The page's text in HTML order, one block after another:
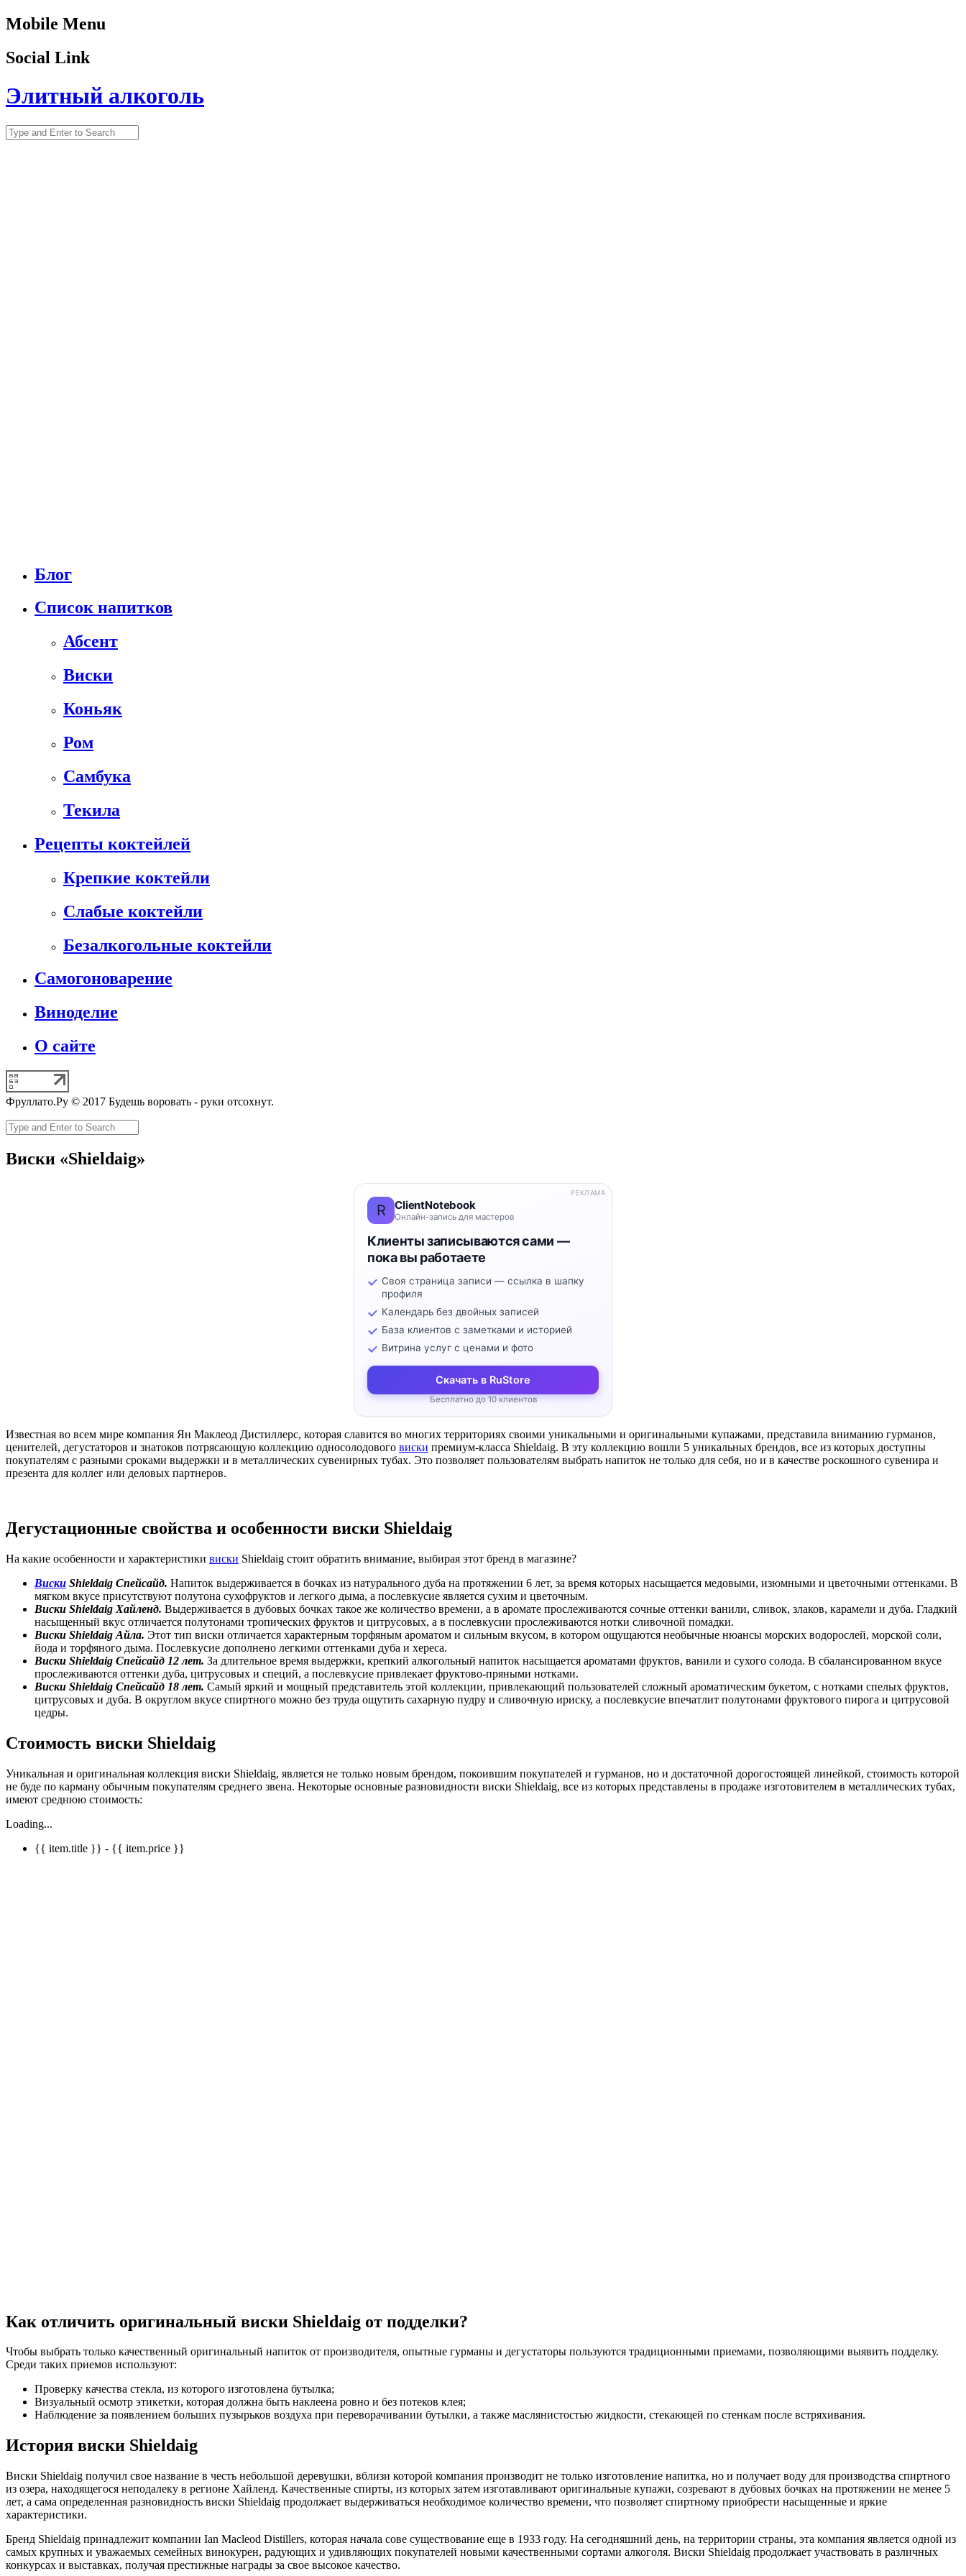
Mobile Menu
Social Link
Элитный алкоголь
Блог
Список напитков
Абсент
Виски
Коньяк
Ром
Самбука
Текила
Рецепты коктейлей
Крепкие коктейли
Слабые коктейли
Безалкогольные коктейли
Самогоноварение
Виноделие
О сайте
Фруллато.Ру © 2017 Будешь воровать - руки отсохнут.
Виски «Shieldaig»
R ClientNotebook
Онлайн-запись для мастеров
Клиенты записываются сами —
пока вы работаете
Своя страница записи — ссылка в шапку
профиля
Календарь без двойных записей
База клиентов с заметками и историей
Витрина услуг с ценами и фото
Скачать в RuStore
Бесплатно до 10 клиентов
РЕКЛАМА
Известная во всем мире компания Ян Маклеод Дистиллерс, которая славится во многих территориях своими уникальными и оригинальными купажами, представила вниманию гурманов,
ценителей, дегустаторов и знатоков потрясающую коллекцию односолодового виски премиум-класса Shieldaig. В эту коллекцию вошли 5 уникальных брендов, все из которых доступны
покупателям с разными сроками выдержки и в металлических сувенирных тубах. Это позволяет пользователям выбрать напиток не только для себя, но и в качестве роскошного сувенира и
презента для коллег или деловых партнеров.
Дегустационные свойства и особенности виски Shieldaig
На какие особенности и характеристики виски Shieldaig стоит обратить внимание, выбирая этот бренд в магазине?
Виски Shieldaig Спейсайд. Напиток выдерживается в бочках из натурального дуба на протяжении 6 лет, за время которых насыщается медовыми, изюмными и цветочными оттенками. В
мягком вкусе присутствуют полутона сухофруктов и легкого дыма, а послевкусие является сухим и цветочным.
Виски Shieldaig Хайленд. Выдерживается в дубовых бочках такое же количество времени, а в аромате прослеживаются сочные оттенки ванили, сливок, злаков, карамели и дуба. Гладкий
насыщенный вкус отличается полутонами тропических фруктов и цитрусовых, а в послевкусии прослеживаются нотки сливочной помадки.
Виски Shieldaig Айла. Этот тип виски отличается характерным торфяным ароматом и сильным вкусом, в котором ощущаются необычные нюансы морских водорослей, морской соли,
йода и торфяного дыма. Послевкусие дополнено легкими оттенками дуба и хереса.
Виски Shieldaig Спейсайд 12 лет. За длительное время выдержки, крепкий алкогольный напиток насыщается ароматами фруктов, ванили и сухого солода. В сбалансированном вкусе
прослеживаются оттенки дуба, цитрусовых и специй, а послевкусие привлекает фруктово-пряными нотками.
Виски Shieldaig Спейсайд 18 лет. Самый яркий и мощный представитель этой коллекции, привлекающий пользователей сложный ароматическим букетом, с нотками спелых фруктов,
цитрусовых и дуба. В округлом вкусе спиртного можно без труда ощутить сахарную пудру и сливочную ириску, а послевкусие впечатлит полутонами фруктового пирога и цитрусовой
цедры.
Стоимость виски Shieldaig
Уникальная и оригинальная коллекция виски Shieldaig, является не только новым брендом, покоившим покупателей и гурманов, но и достаточной дорогостоящей линейкой, стоимость которой
не буде по карману обычным покупателям среднего звена. Некоторые основные разновидности виски Shieldaig, все из которых представлены в продаже изготовителем в металлических тубах,
имеют среднюю стоимость:
Loading...
{{ item.title }} - {{ item.price }}
Как отличить оригинальный виски Shieldaig от подделки?
Чтобы выбрать только качественный оригинальный напиток от производителя, опытные гурманы и дегустаторы пользуются традиционными приемами, позволяющими выявить подделку.
Среди таких приемов используют:
Проверку качества стекла, из которого изготовлена бутылка;
Визуальный осмотр этикетки, которая должна быть наклеена ровно и без потеков клея;
Наблюдение за появлением больших пузырьков воздуха при переворачивании бутылки, а также маслянистостью жидкости, стекающей по стенкам после встряхивания.
История виски Shieldaig
Виски Shieldaig получил свое название в честь небольшой деревушки, вблизи которой компания производит не только изготовление напитка, но и получает воду для производства спиртного
из озера, находящегося неподалеку в регионе Хайленд. Качественные спирты, из которых затем изготавливают оригинальные купажи, созревают в дубовых бочках на протяжении не менее 5
лет, а сама определенная разновидность виски Shieldaig продолжает выдерживаться необходимое количество времени, что позволяет спиртному приобрести насыщенные и яркие
характеристики.
Бренд Shieldaig принадлежит компании Ian Macleod Distillers, которая начала сове существование еще в 1933 году. На сегодняшний день, на территории страны, эта компания является одной из
самых крупных и уважаемых семейных винокурен, радующих и удивляющих покупателей новыми качественными сортами алкоголя. Виски Shieldaig продолжает участвовать в различных
конкурсах и выставках, получая престижные награды за свое высокое качество.